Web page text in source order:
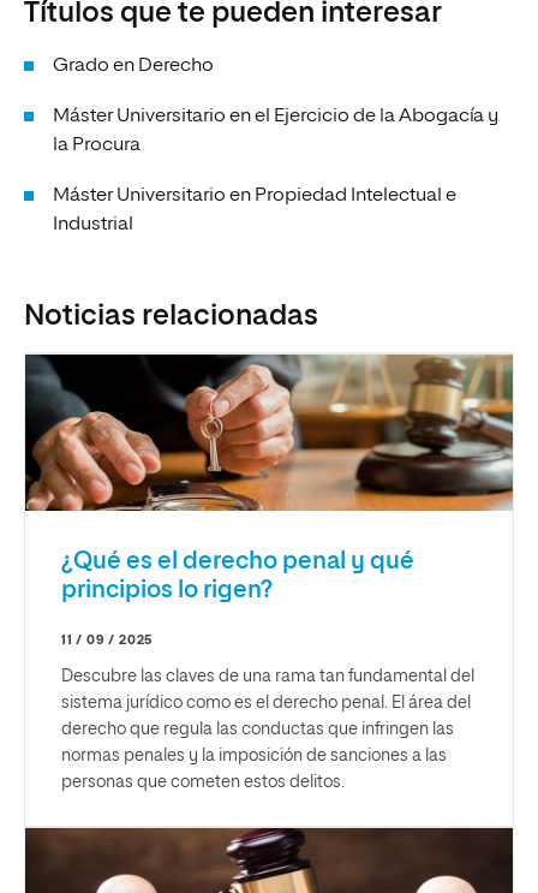
Títulos que te pueden interesar
Grado en Derecho
Máster Universitario en el Ejercicio de la Abogacía y
la Procura
Máster Universitario en Propiedad Intelectual e
Industrial
Noticias relacionadas
¿Qué es el derecho penal y qué
principios lo rigen?
11 / 09 / 2025
Descubre las claves de una rama tan fundamental del
sistema jurídico como es el derecho penal. El área del
derecho que regula las conductas que infringen las
normas penales y la imposición de sanciones a las
personas que cometen estos delitos.